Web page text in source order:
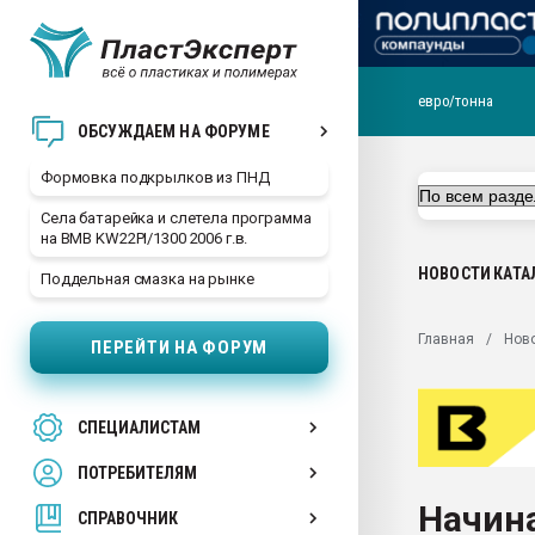
ОБСУЖДАЕМ НА ФОРУМЕ
Формовка подкрылков из ПНД
Села батарейка и слетела программа
на BMB KW22PI/1300 2006 г.в.
Поддельная смазка на рынке
ПЕРЕЙТИ НА ФОРУМ
СПЕЦИАЛИСТАМ
ПОТРЕБИТЕЛЯМ
СПРАВОЧНИК
29.07.2026 ФРП помог
Вакуум-формовочные
28.07.2026
первый план в
пластмасс
ситуацией на
евро/тонна
НОВОСТИ
Главная